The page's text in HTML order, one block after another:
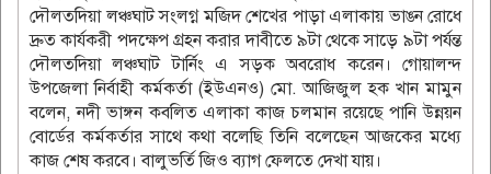
দৌলতদিয়া লঞ্চঘাট সংলগ্ন মজিদ শেখের পাড়া এলাকায় ভাঙন রোধে
দ্রুত কার্যকরী পদক্ষেপ গ্রহন করার দাবীতে ৯টা থেকে সাড়ে ৯টা পর্যন্ত
দৌলতদিয়া লঞ্চঘাট টার্নিং এ সড়ক অবরোধ করেন। গোয়ালন্দ
উপজেলা নির্বাহী কর্মকর্তা (ইউএনও) মো. আজিজুল হক খান মামুন
বলেন, নদী ভাঙ্গন কবলিত এলাকা কাজ চলমান রয়েছে পানি উন্নয়ন
বোর্ডের কর্মকর্তার সাথে কথা বলেছি তিনি বলেছেন আজকের মধ্যে
কাজ শেষ করবে। বালুভর্তি জিও ব্যাগ ফেলতে দেখা যায়।